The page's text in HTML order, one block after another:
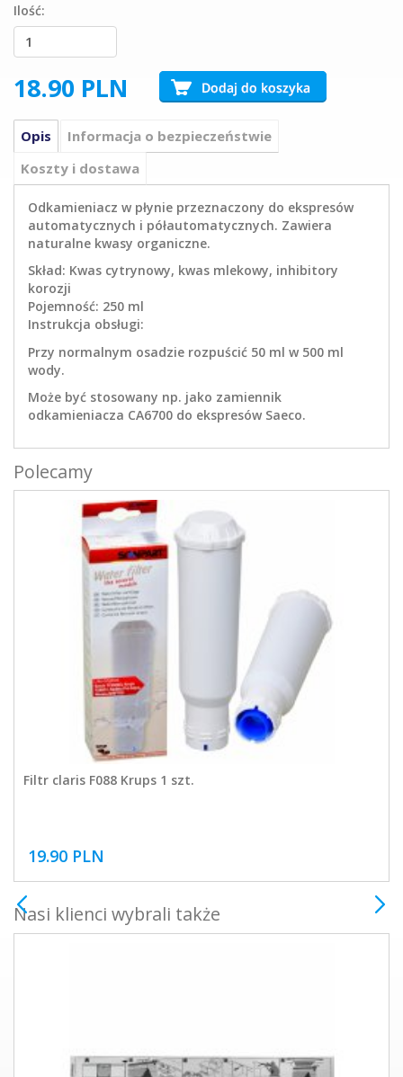
Ilość:
18.90 PLN
Opis
Informacja o bezpieczeństwie
Koszty i dostawa
Odkamieniacz w płynie przeznaczony do ekspresów
automatycznych i półautomatycznych. Zawiera
naturalne kwasy organiczne.
Skład: Kwas cytrynowy, kwas mlekowy, inhibitory
korozji
Pojemność: 250 ml
Instrukcja obsługi:
Przy normalnym osadzie rozpuścić 50 ml w 500 ml
wody.
Może być stosowany np. jako zamiennik
odkamieniacza CA6700 do ekspresów Saeco.
Polecamy
Filtr claris F088 Krups 1 szt.
19.90 PLN
Nasi klienci wybrali także